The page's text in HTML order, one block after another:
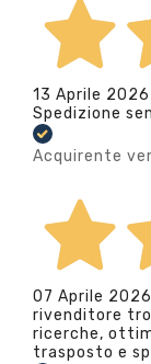
13 Aprile 2026
Spedizione
Acquirente
07 Aprile 2026
rivenditore
ricerche,
trasposto e